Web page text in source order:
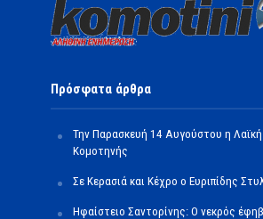
Πρόσφατα άρθρα
Την Παρασκευή 14 Αυγούστου η
Κομοτηνής
Σε Κερασιά και Κέχρο ο Ευριπίδης
Ηφαίστειο Σαντορίνης: Ο νεκρός